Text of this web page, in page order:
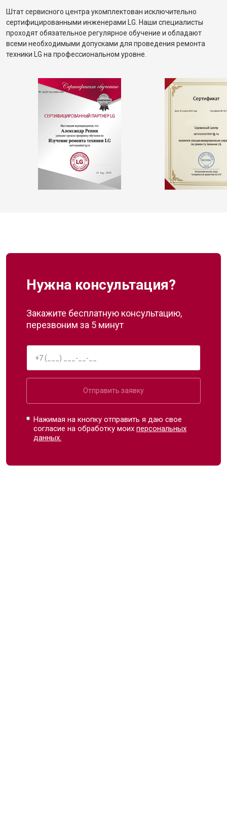
Штат сервисного центра укомплектован исключительно
сертифицированными инженерами LG. Наши специалисты
проходят обязательное регулярное обучение и обладают
всеми необходимыми допусками для проведения ремонта
техники LG на профессиональном уровне.
Нужна консультация?
Закажите бесплатную консультацию,
перезвоним за 5 минут
Отправить заявку
Нажимая на кнопку отправить я даю свое
согласие на обработку моихперсональных
данных.